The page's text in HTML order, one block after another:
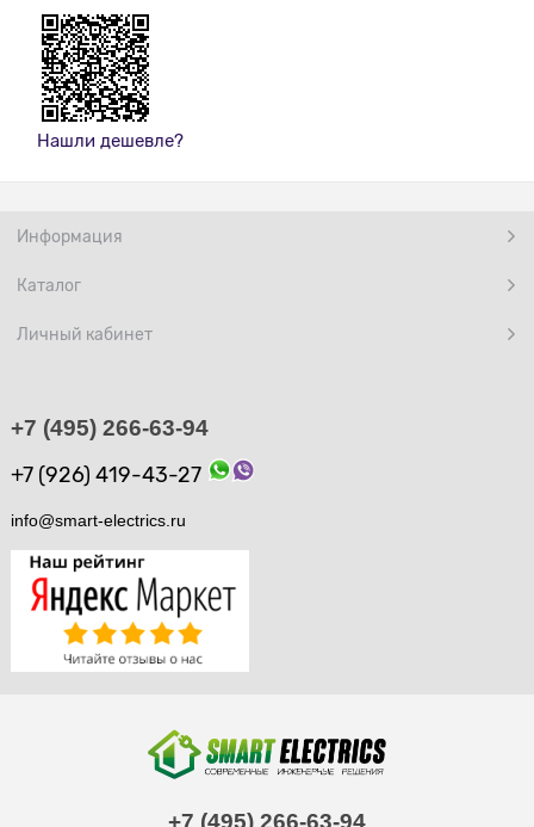
Нашли дешевле?
Информация
Каталог
Личный кабинет
+7 (495) 266-63-94
+7 (926) 419-43-27
info@smart-electrics.ru
+7 (495) 266-63-94